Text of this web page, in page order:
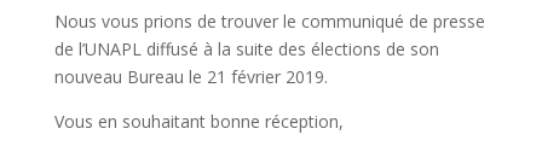
Nous vous prions de trouver le communiqué de presse
de l’UNAPL diffusé à la suite des élections de son
nouveau Bureau le 21 février 2019.
Vous en souhaitant bonne réception,